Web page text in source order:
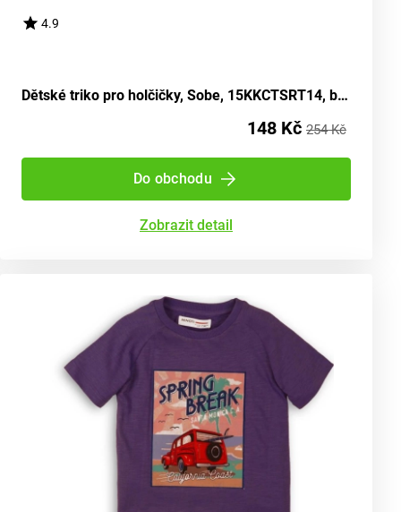
4.9
Dětské triko pro holčičky, Sobe, 15KKCTSRT14, barva šedá - velikost 92 | Věk 2 roky
148 Kč 254 Kč
Do obchodu
Zobrazit detail